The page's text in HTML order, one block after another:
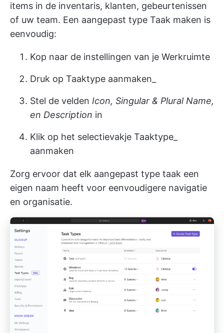
items in de inventaris, klanten, gebeurtenissen
of uw team. Een aangepast type Taak maken is
eenvoudig:
Kop naar de instellingen van je Werkruimte
Druk op Taaktype aanmaken_
Stel de velden Icon, Singular & Plural Name,
en Description in
Klik op het selectievakje Taaktype_
aanmaken
Zorg ervoor dat elk aangepast type taak een
eigen naam heeft voor eenvoudigere navigatie
en organisatie.